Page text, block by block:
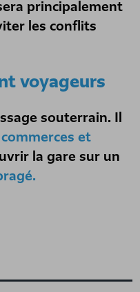
principalement
les conflits
voyageurs
souterrain. Il
et
la gare sur un